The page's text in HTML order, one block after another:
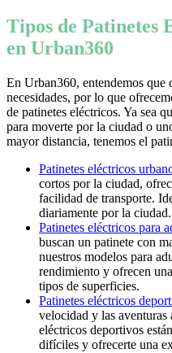
Tipos de Patinetes
en Urban360
En Urban360, entendemos que
necesidades, por lo que
de patinetes eléctricos. Ya sea
para moverte por la ciudad o
mayor distancia, tenemos el
Patinetes eléctricos
cortos por la ciudad,
facilidad de transporte.
diariamente por la ciudad.
Patinetes eléctricos para
buscan un patinete con
nuestros modelos para
rendimiento y ofrecen
tipos de superficies.
Patinetes eléctricos
velocidad y las aventuras
eléctricos deportivos
difíciles y ofrecerte una